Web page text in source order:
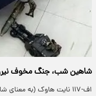
شاهین شب، جنگ مخوف
اف-۱۱۷ نایت هاوک (به